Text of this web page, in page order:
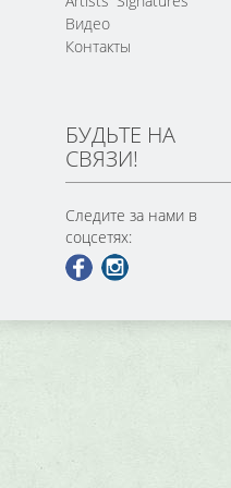
Видео
Контакты
БУДЬТЕ НА
СВЯЗИ!
Следите за нами в
соцсетях: